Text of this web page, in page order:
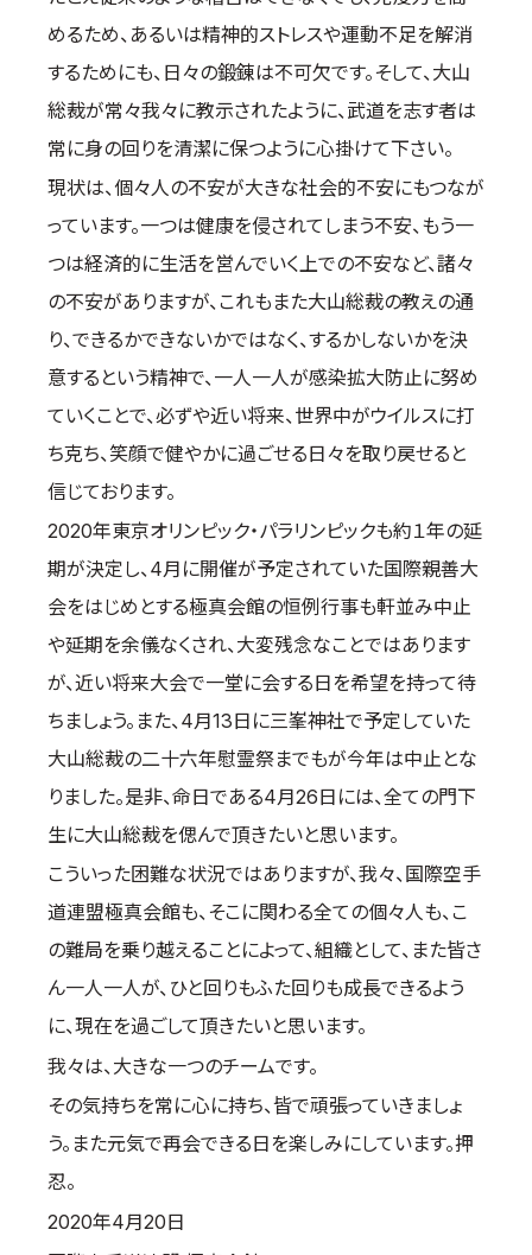
めるため、あるいは精神的ストレスや運動不足を解消
するためにも、日々の鍛錬は不可欠です。そして、大山
総裁が常々我々に教示されたように、武道を志す者は
常に身の回りを清潔に保つように心掛けて下さい。
現状は、個々人の不安が大きな社会的不安にもつなが
っています。一つは健康を侵されてしまう不安、もう一
つは経済的に生活を営んでいく上での不安など、諸々
の不安がありますが、これもまた大山総裁の教えの通
り、できるかできないかではなく、するかしないかを決
意するという精神で、一人一人が感染拡大防止に努め
ていくことで、必ずや近い将来、世界中がウイルスに打
ち克ち、笑顔で健やかに過ごせる日々を取り戻せると
信じております。
2020年東京オリンピック・パラリンピックも約１年の延
期が決定し、4月に開催が予定されていた国際親善大
会をはじめとする極真会館の恒例行事も軒並み中止
や延期を余儀なくされ、大変残念なことではあります
が、近い将来大会で一堂に会する日を希望を持って待
ちましょう。また、4月13日に三峯神社で予定していた
大山総裁の二十六年慰霊祭までもが今年は中止とな
りました。是非、命日である4月26日には、全ての門下
生に大山総裁を偲んで頂きたいと思います。
こういった困難な状況ではありますが、我々、国際空手
道連盟極真会館も、そこに関わる全ての個々人も、こ
の難局を乗り越えることによって、組織として、また皆さ
ん一人一人が、ひと回りもふた回りも成長できるよう
に、現在を過ごして頂きたいと思います。
我々は、大きな一つのチームです。
その気持ちを常に心に持ち、皆で頑張っていきましょ
う。また元気で再会できる日を楽しみにしています。押
忍。
2020年4月20日